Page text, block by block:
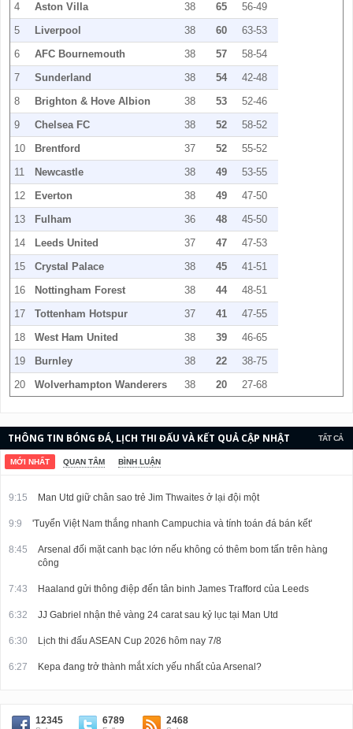
4
Aston Villa 38 65
56-49
5
Liverpool 38 60
63-53
6
AFC Bournemouth 38 57
58-54
7
Sunderland 38 54
42-48
8
Brighton & Hove Albion 38 53
52-46
9
Chelsea FC 38 52
58-52
10
Brentford 37 52
55-52
11
Newcastle 38 49
53-55
12
Everton 38 49
47-50
13
Fulham 36 48
45-50
14
Leeds United 37 47
47-53
15
Crystal Palace 38 45
41-51
16
Nottingham Forest 38 44
48-51
17
Tottenham Hotspur 37 41
47-55
18
West Ham United 38 39
46-65
19
Burnley 38 22
38-75
20
Wolverhampton Wanderers 38 20 27-68
TẤT CẢ
THÔNG TIN BÓNG ĐÁ, LỊCH THI ĐẤU VÀ KẾT QUẢ CẬP NHẬT
LIÊN TỤC.
MỚI NHẤT QUAN TÂM BÌNH LUẬN
9:15 Man Utd giữ chân sao trẻ Jim Thwaites ở lại đội một
9:9 'Tuyển Việt Nam thắng nhanh Campuchia và tính toán đá bán kết'
8:45
Arsenal đối mặt canh bạc lớn nếu không có thêm bom tấn trên hàng
công
7:43 Haaland gửi thông điệp đến tân binh James Trafford của Leeds
6:32 JJ Gabriel nhận thẻ vàng 24 carat sau kỷ lục tại Man Utd
6:30 Lịch thi đấu ASEAN Cup 2026 hôm nay 7/8
6:27 Kepa đang trở thành mắt xích yếu nhất của Arsenal?
12345 6789 2468